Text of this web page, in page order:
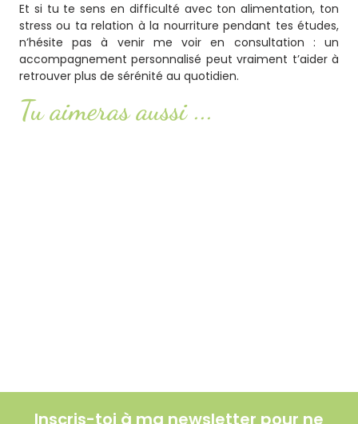
Et si tu te sens en difficulté avec ton alimentation, ton
stress ou ta relation à la nourriture pendant tes études,
n’hésite pas à venir me voir en consultation : un
accompagnement personnalisé peut vraiment t’aider à
retrouver plus de sérénité au quotidien.
Tu aimeras aussi ...
Inscris-toi à ma newsletter pour ne